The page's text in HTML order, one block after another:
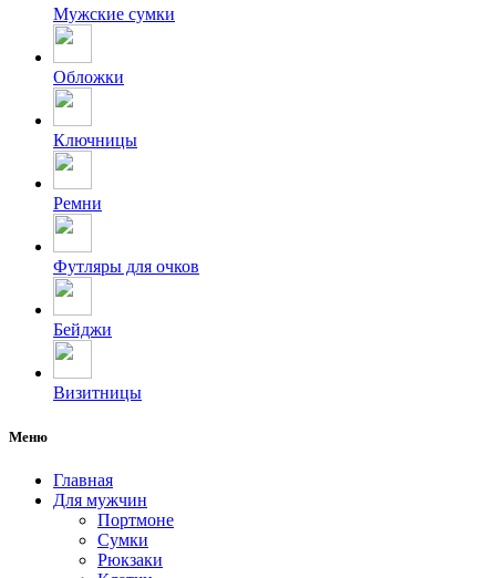
Мужские сумки
Обложки
Ключницы
Ремни
Футляры для очков
Бейджи
Визитницы
Меню
Главная
Для мужчин
Портмоне
Сумки
Рюкзаки